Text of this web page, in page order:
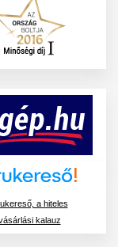
a hiteles
kalauz